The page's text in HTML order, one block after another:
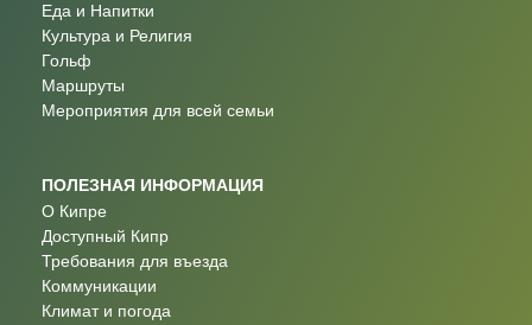
Еда и Напитки
Культура и Религия
Гольф
Маршруты
Мероприятия для всей семьи
ПОЛЕЗНАЯ ИНФОРМАЦИЯ
О Кипре
Доступный Кипр
Требования для въезда
Коммуникации
Климат и погода